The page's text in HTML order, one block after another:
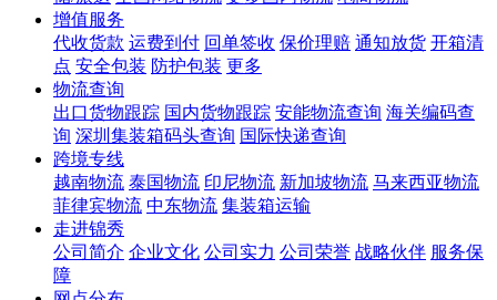
增值服务
代收货款 运费到付 回单签收 保价理赔 通知放货 开箱清
点 安全包装 防护包装 更多
物流查询
出口货物跟踪 国内货物跟踪 安能物流查询 海关编码查
询 深圳集装箱码头查询 国际快递查询
跨境专线
越南物流 泰国物流 印尼物流 新加坡物流 马来西亚物流
菲律宾物流 中东物流 集装箱运输
走进锦秀
公司简介 企业文化 公司实力 公司荣誉 战略伙伴 服务保
障